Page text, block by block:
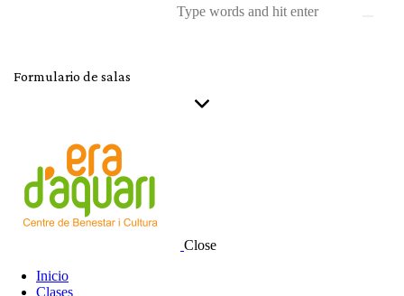
Formulario de salas
Close
Inicio
Clases